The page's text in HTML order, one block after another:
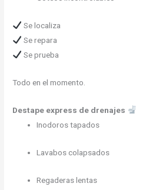
Se localiza
Se repara
Se prueba
Todo en el momento.
Destape express de drenajes
Inodoros tapados
Lavabos colapsados
Regaderas lentas